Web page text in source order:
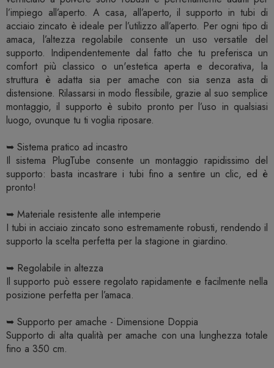
l’impiego all’aperto. A casa, all’aperto, il supporto in tubi di
acciaio zincato è ideale per l’utilizzo all’aperto. Per ogni tipo di
amaca, l’altezza regolabile consente un uso versatile del
supporto. Indipendentemente dal fatto che tu preferisca un
comfort più classico o un'estetica aperta e decorativa, la
struttura è adatta sia per amache con sia senza asta di
distensione. Rilassarsi in modo flessibile, grazie al suo semplice
montaggio, il supporto è subito pronto per l’uso in qualsiasi
luogo, ovunque tu ti voglia riposare.
➥ Sistema pratico ad incastro
Il sistema PlugTube consente un montaggio rapidissimo del
supporto: basta incastrare i tubi fino a sentire un clic, ed è
pronto!
➥ Materiale resistente alle intemperie
I tubi in acciaio zincato sono estremamente robusti, rendendo il
supporto la scelta perfetta per la stagione in giardino.
➥ Regolabile in altezza
Il supporto può essere regolato rapidamente e facilmente nella
posizione perfetta per l’amaca.
➥ Supporto per amache - Dimensione Doppia
Supporto di alta qualità per amache con una lunghezza totale
fino a 350 cm.